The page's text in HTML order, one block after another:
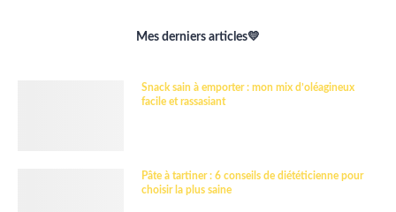
Mes derniers articles💛
Snack sain à emporter : mon mix d’oléagineux
facile et rassasiant
Pâte à tartiner : 6 conseils de diététicienne pour
choisir la plus saine